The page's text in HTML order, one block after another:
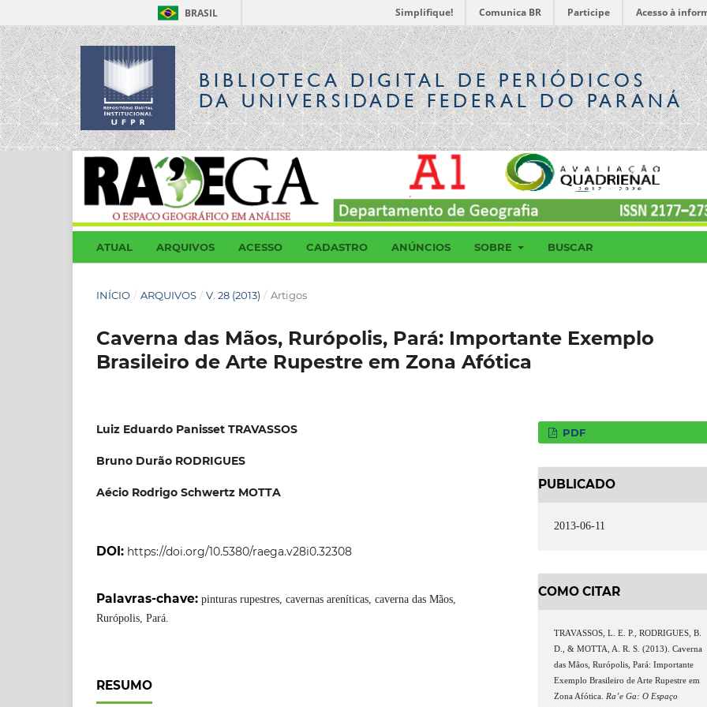
BRASIL Simplifique! Comunica BR Participe Acesso à
BIBLIOTECA DIGITALDE PERIÓDICOS
DA UNIVERSIDADE FEDERAL DO PARANÁ
ATUAL ARQUIVOS ACESSO CADASTRO ANÚNCIOS SOBRE BUSCAR
INÍCIO / ARQUIVOS / V. 28 (2013) / Artigos
Caverna das Mãos, Rurópolis, Pará: Importante Exemplo
Brasileiro de Arte Rupestre em Zona Afótica
Luiz Eduardo Panisset TRAVASSOS
Bruno Durão RODRIGUES
Aécio Rodrigo Schwertz MOTTA
DOI: https://doi.org/10.5380/raega.v28i0.32308
Palavras-chave: pinturas rupestres, cavernas areníticas, caverna das Mãos,
Rurópolis, Pará.
RESUMO
PDF
PUBLICADO
2013-06-11
COMO CITAR
TRAVASSOS, L. E. P., RODRIGUES, B.
D., & MOTTA, A. R. S. (2013). Caverna
das Mãos, Rurópolis, Pará: Importante
Exemplo Brasileiro de Arte Rupestre em
Zona Afótica. Ra’e Ga: O Espaço